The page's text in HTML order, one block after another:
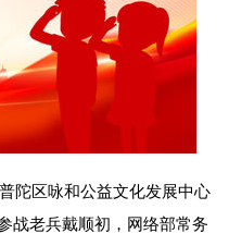
陀区咏和公益文化发展中心
战老兵戴顺初，网络部常务